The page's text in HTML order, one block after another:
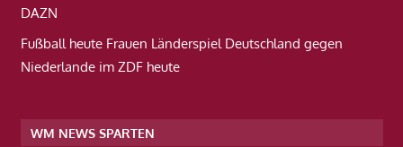
DAZN
Fußball heute Frauen Länderspiel Deutschland gegen
Niederlande im ZDF heute
WM NEWS SPARTEN